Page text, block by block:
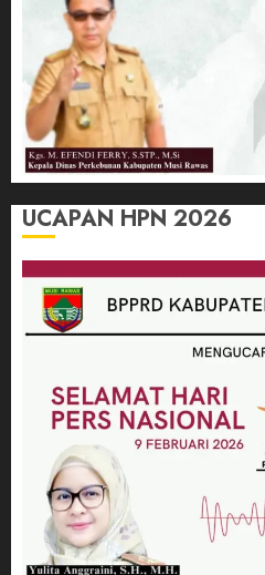
UCAPAN HPN 2026